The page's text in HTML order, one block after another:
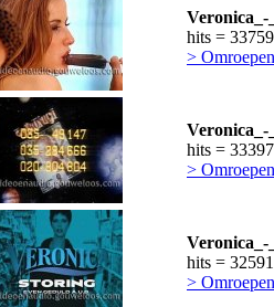
Veronica_-
hits = 33759
>
Veronica_-
hits = 33397
>
Veronica_-
hits = 32591
>